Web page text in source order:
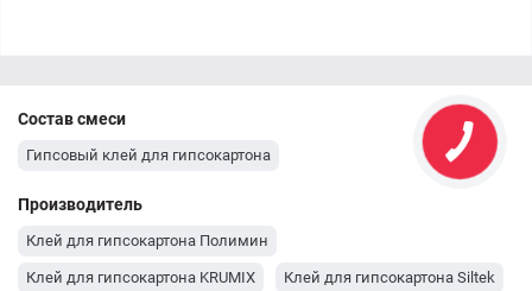
Состав смеси
Гипсовый клей для гипсокартона
Производитель
Клей для гипсокартона Полимин
Клей для гипсокартона KRUMIX Клей для гипсокартона Siltek